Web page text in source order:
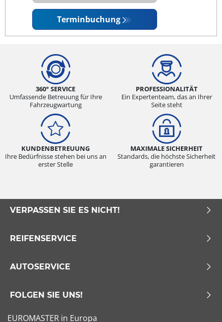
Terminbuchung
360° SERVICE
Umfassende Betreuung für Ihre
Fahrzeugwartung
PROFESSIONALITÄT
Ein Expertenteam, das an Ihrer
Seite steht
KUNDENBETREUUNG
Ihre Bedürfnisse stehen bei uns an
erster Stelle
MAXIMALE SICHERHEIT
Standards, die höchste Sicherheit
garantieren
VERPASSEN SIE ES NICHT!
REIFENSERVICE
AUTOSERVICE
FOLGEN SIE UNS!
EUROMASTER in Europa